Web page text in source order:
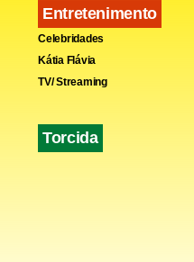
Entretenimento
Celebridades
Kátia Flávia
TV/ Streaming
Torcida